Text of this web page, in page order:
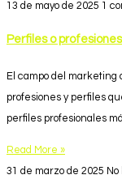
13 de mayo de 2025
1
Perfiles o
El campo del marketing
profesiones y perfiles
perfiles profesionales
Read More »
31 de marzo de 2025